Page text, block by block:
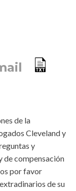
de la
Cleveland y
y
de compensación
por favor
de su